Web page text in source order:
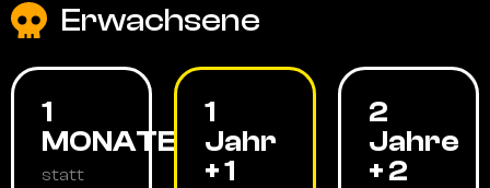
Erwachsene
1
MONATE
statt
1
Jahr
+ 1
2
Jahre
+ 2